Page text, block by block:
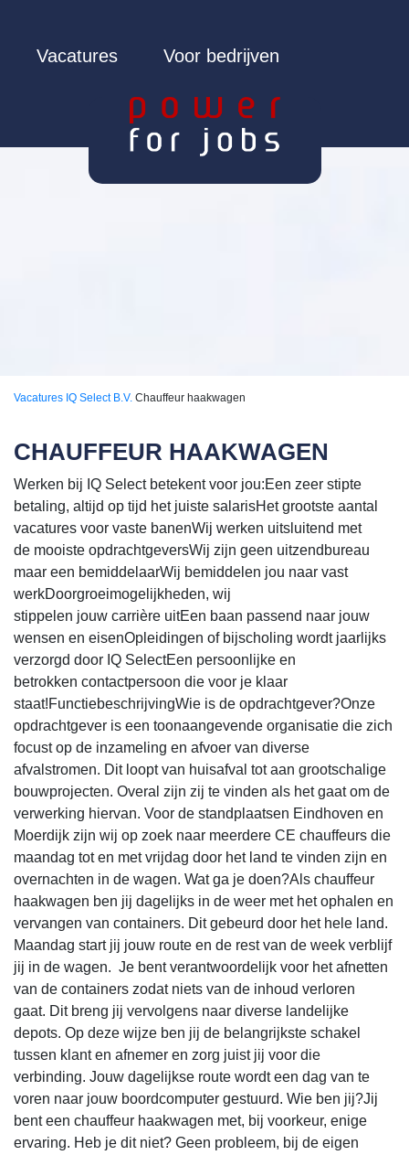
Vacatures Voor bedrijven
Vacatures IQ Select B.V. Chauffeur haakwagen
CHAUFFEUR HAAKWAGEN
Werken bij IQ Select betekent voor jou:Een zeer stipte
betaling, altijd op tijd het juiste salarisHet grootste aantal
vacatures voor vaste banenWij werken uitsluitend met
de mooiste opdrachtgeversWij zijn geen uitzendbureau
maar een bemiddelaarWij bemiddelen jou naar vast
werkDoorgroeimogelijkheden, wij
stippelen jouw carrière uitEen baan passend naar jouw
wensen en eisenOpleidingen of bijscholing wordt jaarlijks
verzorgd door IQ SelectEen persoonlijke en
betrokken contactpersoon die voor je klaar
staat!FunctiebeschrijvingWie is de opdrachtgever?Onze
opdrachtgever is een toonaangevende organisatie die zich
focust op de inzameling en afvoer van diverse
afvalstromen. Dit loopt van huisafval tot aan grootschalige
bouwprojecten. Overal zijn zij te vinden als het gaat om de
verwerking hiervan. Voor de standplaatsen Eindhoven en
Moerdijk zijn wij op zoek naar meerdere CE chauffeurs die
maandag tot en met vrijdag door het land te vinden zijn en
overnachten in de wagen. Wat ga je doen?Als chauffeur
haakwagen ben jij dagelijks in de weer met het ophalen en
vervangen van containers. Dit gebeurd door het hele land.
Maandag start jij jouw route en de rest van de week verblijf
jij in de wagen. Je bent verantwoordelijk voor het afnetten
van de containers zodat niets van de inhoud verloren
gaat. Dit breng jij vervolgens naar diverse landelijke
depots. Op deze wijze ben jij de belangrijkste schakel
tussen klant en afnemer en zorg juist jij voor die
verbinding. Jouw dagelijkse route wordt een dag van te
voren naar jouw boordcomputer gestuurd. Wie ben jij?Jij
bent een chauffeur haakwagen met, bij voorkeur, enige
ervaring. Heb je dit niet? Geen probleem, bij de eigen